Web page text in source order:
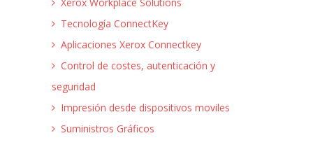
Tecnología ConnectKey
Aplicaciones Xerox Connectkey
Control de costes, autenticación y
seguridad
Impresión desde dispositivos moviles
Suministros Gráficos